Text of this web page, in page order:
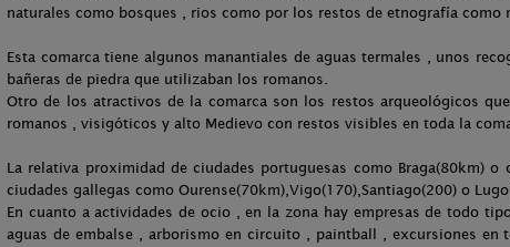
naturales como bosques , rios como por los restos de etnografía
Esta comarca tiene algunos manantiales de aguas termales , unos
bañeras de piedra que utilizaban los romanos.
Otro de los atractivos de la comarca son los restos arqueológicos
romanos , visigóticos y alto Medievo con restos visibles en toda la
La relativa proximidad de ciudades portuguesas como Braga(80km)
ciudades gallegas como Ourense(70km),Vigo(170),Santiago(200) o
En cuanto a actividades de ocio , en la zona hay empresas de todo
aguas de embalse , arborismo en circuito , paintball , excursiones en